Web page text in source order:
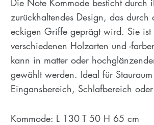
Die Note Kommode besticht durch
zurückhaltendes Design, das durch
eckigen Griffe geprägt wird. Sie ist
verschiedenen Holzarten und -
kann in matter oder
gewählt werden. Ideal für
Eingansbereich, Schlafbereich
Kommode: L 130 T 50 H 65 cm